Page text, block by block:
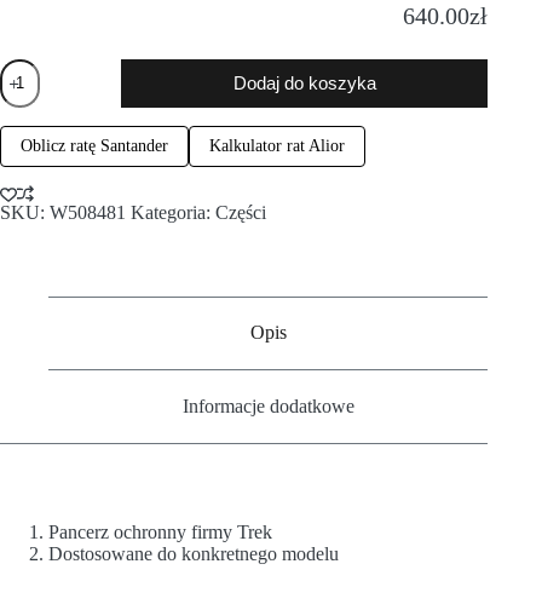
640.00zł
Dodaj do koszyka
Oblicz ratę Santander Kalkulator rat Alior
SKU: W508481 Kategoria: Części
Opis
Informacje dodatkowe
Pancerz ochronny firmy Trek
Dostosowane do konkretnego modelu